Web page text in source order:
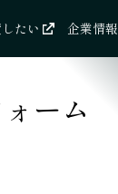
たい 企業情報
ーム